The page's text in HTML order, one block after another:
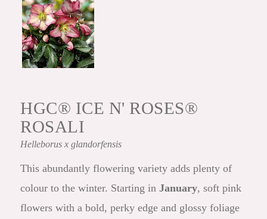
HGC® ICE N' ROSES®
ROSALI
Helleborusx glandorfensis
This abundantly flowering variety adds plenty of
colour to the winter. Starting inJanuary, soft pink
flowers with a bold, perky edge and glossy foliage